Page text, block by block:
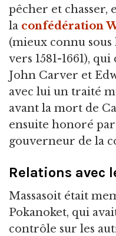
pêcher et chasser,
la confédération
(mieux connu sous
vers 1581-1661),
John Carver et
avec lui un traité
avant la mort de
ensuite honoré
gouverneur de la
Relations avec
Massasoit était
Pokanoket, qui
contrôle sur les